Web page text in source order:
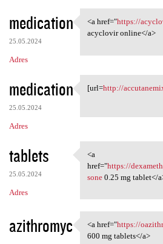
medication
25.05.2024
Adres
<a href="https://
<a href="https://
acyclovir online</a>
medication
25.05.2024
Adres
[url=http://
[url=http://
tablets
25.05.2024
Adres
<a href="https:/
<a
href="https://
sone0.25 mg tablet</
azithromyc <a href="https:/
<a href="https://
600 mg tablets</a>